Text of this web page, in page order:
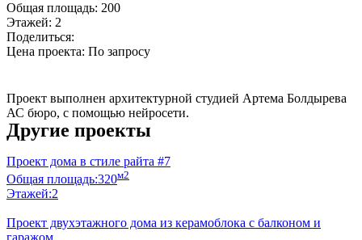
Общая площадь: 200
Этажей: 2
Поделиться:
Цена проекта: По запросу
Проект выполнен архитектурной студией Артема Болдырева
АС бюро, с помощью нейросети.
Другие проекты
Проект дома в стиле райта #7
Общая площадь:320м2
Этажей:2
Проект двухэтажного дома из керамоблока с балконом и